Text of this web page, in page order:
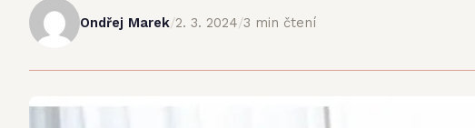
Ondřej Marek/2. 3. 2024/3 min čtení